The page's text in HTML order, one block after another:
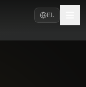
EL